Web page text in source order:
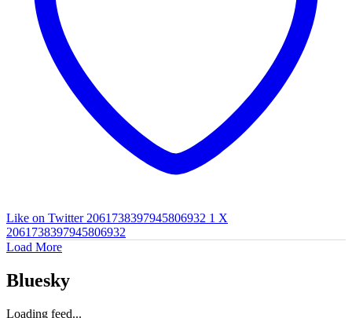
Like on Twitter 2061738397945806932 1 X
2061738397945806932
Load More
Bluesky
Loading feed...